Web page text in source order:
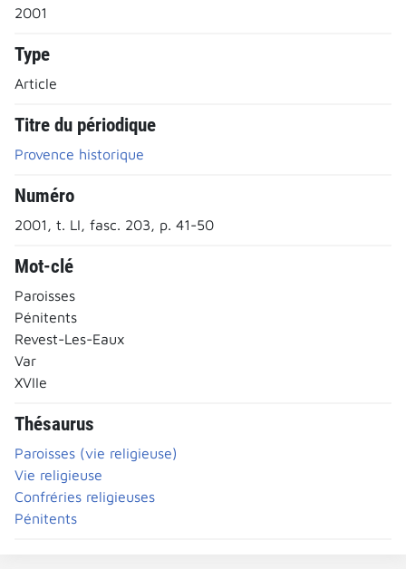
2001
Type
Article
Titre du périodique
Provence historique
Numéro
2001, t. LI, fasc. 203, p. 41-50
Mot-clé
Paroisses
Pénitents
Revest-Les-Eaux
Var
XVIIe
Thésaurus
Paroisses (vie religieuse)
Vie religieuse
Confréries religieuses
Pénitents